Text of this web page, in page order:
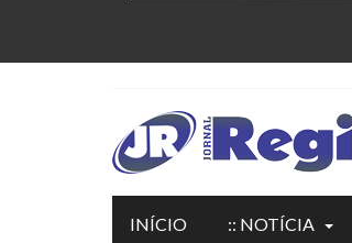
INÍCIO :: NOTÍCIA